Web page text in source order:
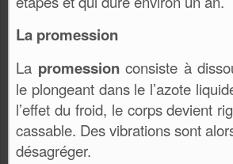
La promession
La promessionconsiste à
le plongeant dans le l’azote
l’effet du froid, le corps devient
cassable. Des vibrations sont
désagréger.